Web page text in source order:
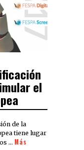
el
de la
tiene lugar
… Más